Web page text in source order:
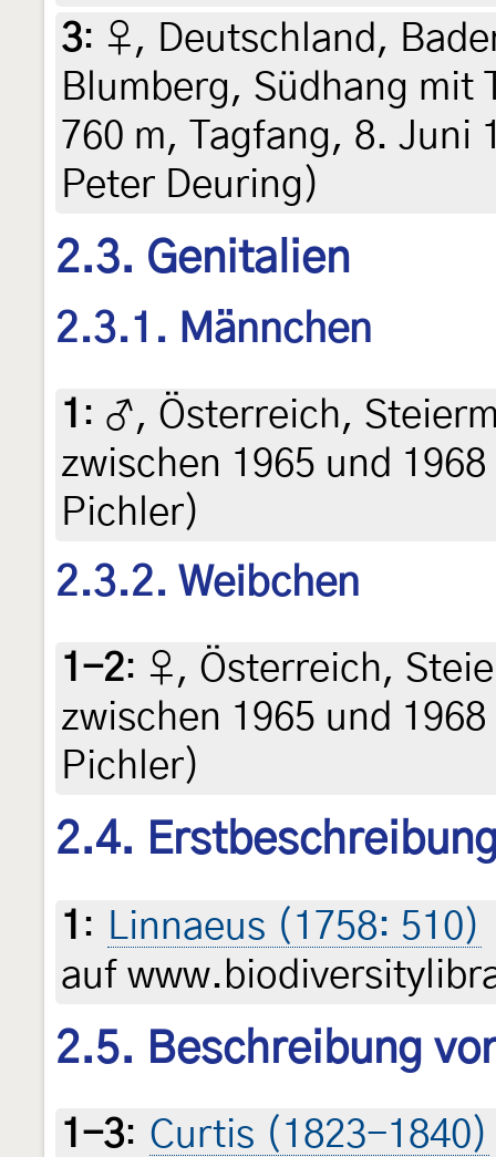
3: ♀, Deutschland,
Blumberg, Südhang mit
760 m, Tagfang, 8.
Peter Deuring)
2.3. Genitalien
2.3.1. Männchen
1 : ♂, Österreich,
zwischen 1965 und
Pichler)
2.3.2. Weibchen
1-2: ♀, Österreich,
zwischen 1965 und
Pichler)
2.4.
1 : Linnaeus (1758: 510)
auf
2.5. Beschreibung
1-3: Curtis (1823-1840)